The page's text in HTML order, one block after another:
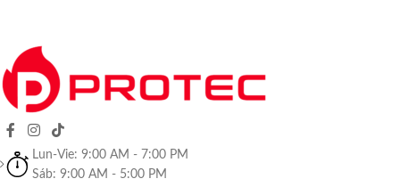
Lun-Vie: 9:00 AM - 7:00 PM
Sáb: 9:00 AM - 5:00 PM